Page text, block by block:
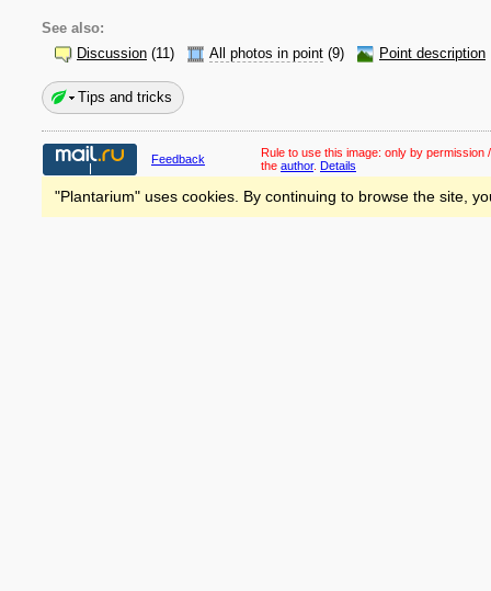
See also:
Discussion (11) All photos in point (9) Point description
Tips and tricks
Feedback Rule to use this image: only by permission
the author. Details
"Plantarium" uses cookies. By continuing to browse the site,